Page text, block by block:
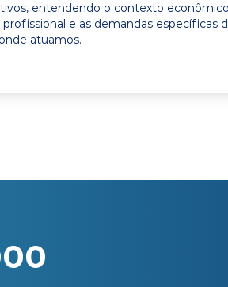
entendendo o contexto
e as demandas específicas
atuamos.